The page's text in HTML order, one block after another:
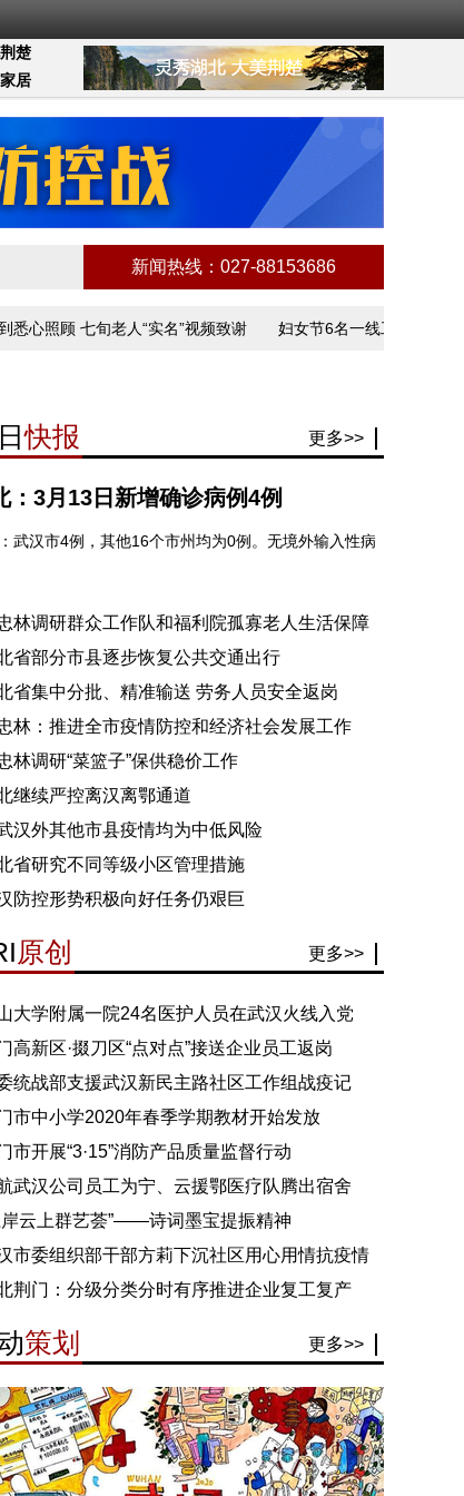
楚
居
新闻热线：027-88153686
照顾 七旬老人“实名”视频致谢 妇女节6名一线工作者讲述抗
快报 更多>>
：3月13日新增确诊病例4例
武汉市4例，其他16个市州均为0例。无境外输入性病
林调研群众工作队和福利院孤寡老人生活保障
省部分市县逐步恢复公共交通出行
省集中分批、精准输送 劳务人员安全返岗
林：推进全市疫情防控和经济社会发展工作
林调研“菜篮子”保供稳价工作
继续严控离汉离鄂通道
汉外其他市县疫情均为中低风险
省研究不同等级小区管理措施
防控形势积极向好任务仍艰巨
原创 更多>>
大学附属一院24名医护人员在武汉火线入党
高新区·掇刀区“点对点”接送企业员工返岗
统战部支援武汉新民主路社区工作组战疫记
市中小学2020年春季学期教材开始发放
市开展“3·15”消防产品质量监督行动
武汉公司员工为宁、云援鄂医疗队腾出宿舍
岸云上群艺荟”——诗词墨宝提振精神
市委组织部干部方莉下沉社区用心用情抗疫情
荆门：分级分类分时有序推进企业复工复产
策划 更多>>